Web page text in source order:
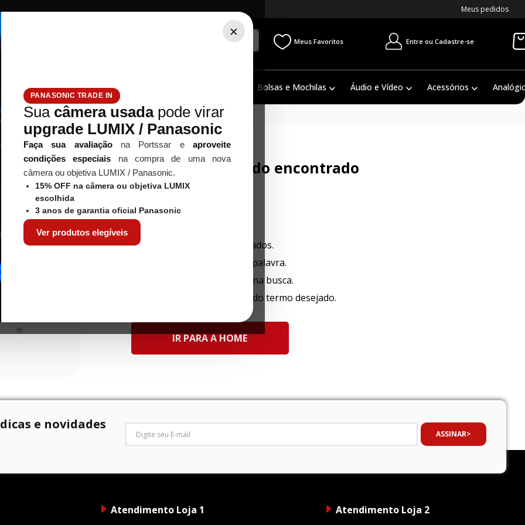
×
PANASONIC TRADE IN
Sua câmera usadapode virar
upgrade LUMIX / Panasonic
Faça sua avaliaçãona Portssar eaproveite
condições especiais na compra de uma nova
câmera ou objetiva LUMIX / Panasonic.
15% OFF na câmera ou objetiva LUMIX
escolhida
3 anos de garantia oficial Panasonic
Ver produtos elegíveis
Meus pedidos
Meus Favoritos Entre ou Cadastre-se
Tripé / Monopé Estúdio / Iluminação Bolsas e Mochilas Áudio e Vídeo Acessórios
Nenhum resultado encontrado
O que eu devo fazer?
Verifique os termos digitados.
Tente utilizar uma única palavra.
Utilize termos genéricos na busca.
Tente utilizar sinônimos do termo desejado.
IR PARA A HOME
e novidades
ASSINAR
Atendimento Loja 1 Atendimento Loja 2